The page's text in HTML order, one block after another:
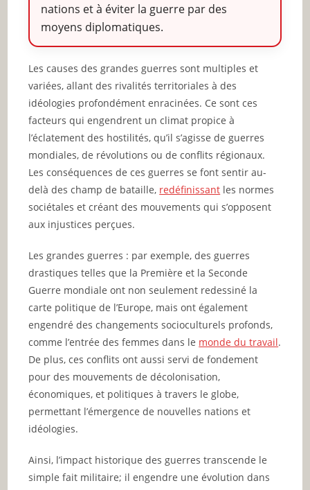
nations et à éviter la guerre par des
moyens diplomatiques.
Les causes des grandes guerres sont multiples et
variées, allant des rivalités territoriales à des
idéologies profondément enracinées. Ce sont ces
facteurs qui engendrent un climat propice à
l’éclatement des hostilités, qu’il s’agisse de guerres
mondiales, de révolutions ou de conflits régionaux.
Les conséquences de ces guerres se font sentir au-
delà des champ de bataille, redéfinissant les normes
sociétales et créant des mouvements qui s’opposent
aux injustices perçues.
Les grandes guerres : par exemple, des guerres
drastiques telles que la Première et la Seconde
Guerre mondiale ont non seulement redessiné la
carte politique de l’Europe, mais ont également
engendré des changements socioculturels profonds,
comme l’entrée des femmes dans le monde du travail.
De plus, ces conflits ont aussi servi de fondement
pour des mouvements de décolonisation,
économiques, et politiques à travers le globe,
permettant l’émergence de nouvelles nations et
idéologies.
Ainsi, l’impact historique des guerres transcende le
simple fait militaire; il engendre une évolution dans